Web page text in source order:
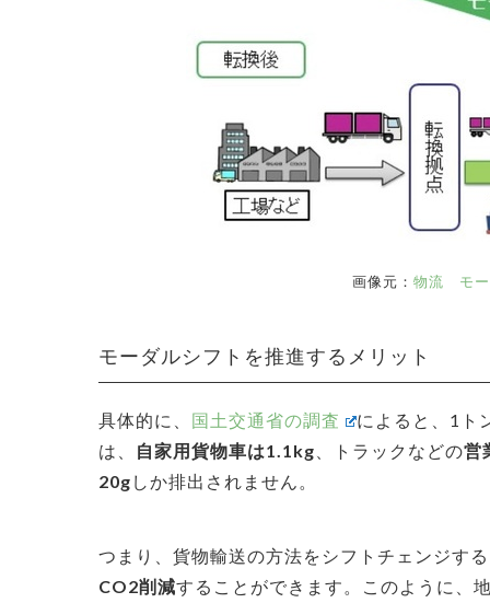
画像元：物流 モー
モーダルシフトを推進するメリット
具体的に、 国土交通省の調査
によると、1ト
は、
自家用貨物車は1.1kg 、トラックなどの営
20g しか排出されません。
つまり、貨物輸送の方法をシフトチェンジす
CO2削減することができます。このように、